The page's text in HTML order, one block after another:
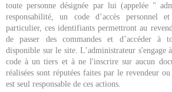
toute personne désignée par lui (appelée "
responsabilité, un code d’accès personnel
particulier, ces identifiants permettront au
de passer des commandes et d’accéder à
disponible sur le site. L’administrateur s'engage
code à un tiers et à ne l'inscrire sur aucun
réalisées sont réputées faites par le revendeur
est seul responsable de ces actions.